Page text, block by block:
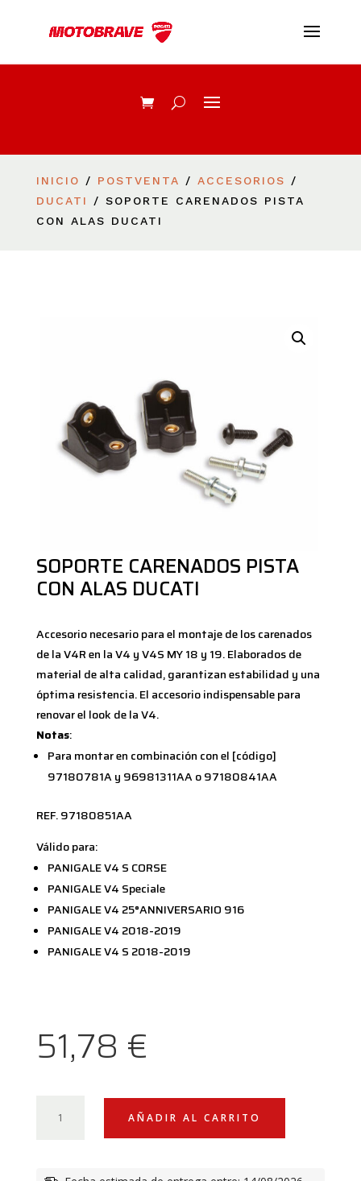
INICIO / POSTVENTA / ACCESORIOS
/
DUCATI
/ SOPORTE CARENADOS PISTA
CON ALAS DUCATI
SOPORTE CARENADOS PISTA
CON ALAS DUCATI
Accesorio necesario para el montaje de los carenados
de la V4R en la V4 y V4S MY 18 y 19. Elaborados de
material de alta calidad, garantizan estabilidad y una
óptima resistencia. El accesorio indispensable para
renovar el look de la V4.
Notas:
Para montar en combinación con el [código]
97180781A y 96981311AA o 97180841AA
REF. 97180851AA
Válido para:
PANIGALE V4 S CORSE
PANIGALE V4 Speciale
PANIGALE V4 25°ANNIVERSARIO 916
PANIGALE V4 2018-2019
PANIGALE V4 S 2018-2019
51,78 €
CARENADOS
AÑADIR AL CARRITO